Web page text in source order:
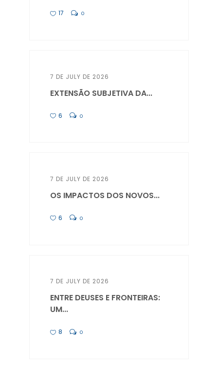
17 0
7 DE JULY DE 2026
EXTENSÃO SUBJETIVA DA...
6 0
7 DE JULY DE 2026
OS IMPACTOS DOS NOVOS...
6 0
7 DE JULY DE 2026
ENTRE DEUSES E FRONTEIRAS:
UM...
8 0